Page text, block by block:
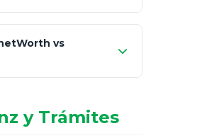
informales en
consultor técnico
vs
y Trámites